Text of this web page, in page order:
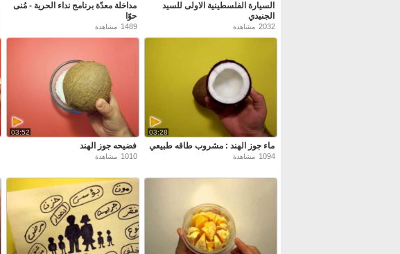
السيارة الفلسطينية الاولى للسيد
الجنيدي
2032 مشاهدة
مداخلة معدّة برنامج نداء الحرية - مُنى
حوّا
1489 مشاهدة
03:28
ماء جوز الهند : مشروب طاقه طبيعي
1094 مشاهدة
03:52
فضيحه جوز الهند
1010 مشاهدة